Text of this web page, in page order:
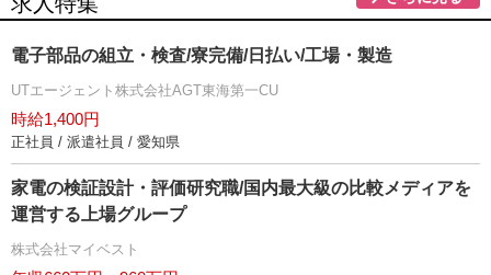
電子部品の組立・検査/寮完備/日払い/工場・製造
UTエージェント株式会社AGT東海第一CU
時給1,400円
正社員 / 派遣社員 / 愛知県
家電の検証設計・評価研究職/国内最大級の比較メディアを
運営する上場グループ
株式会社マイベスト